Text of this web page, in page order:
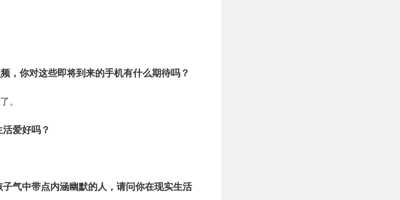
，你对这些即将到来的手机有什么期待吗？
。
爱好吗？
气中带点内涵幽默的人，请问你在现实生活